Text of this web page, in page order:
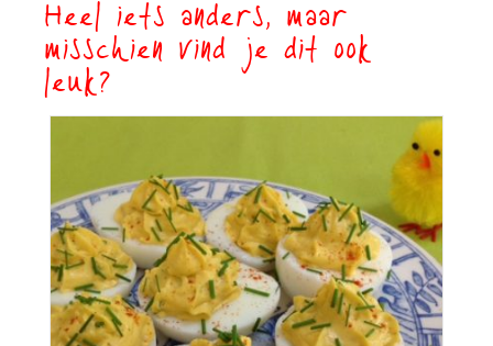
Heel iets anders, maar
misschien vind je dit ook
leuk?